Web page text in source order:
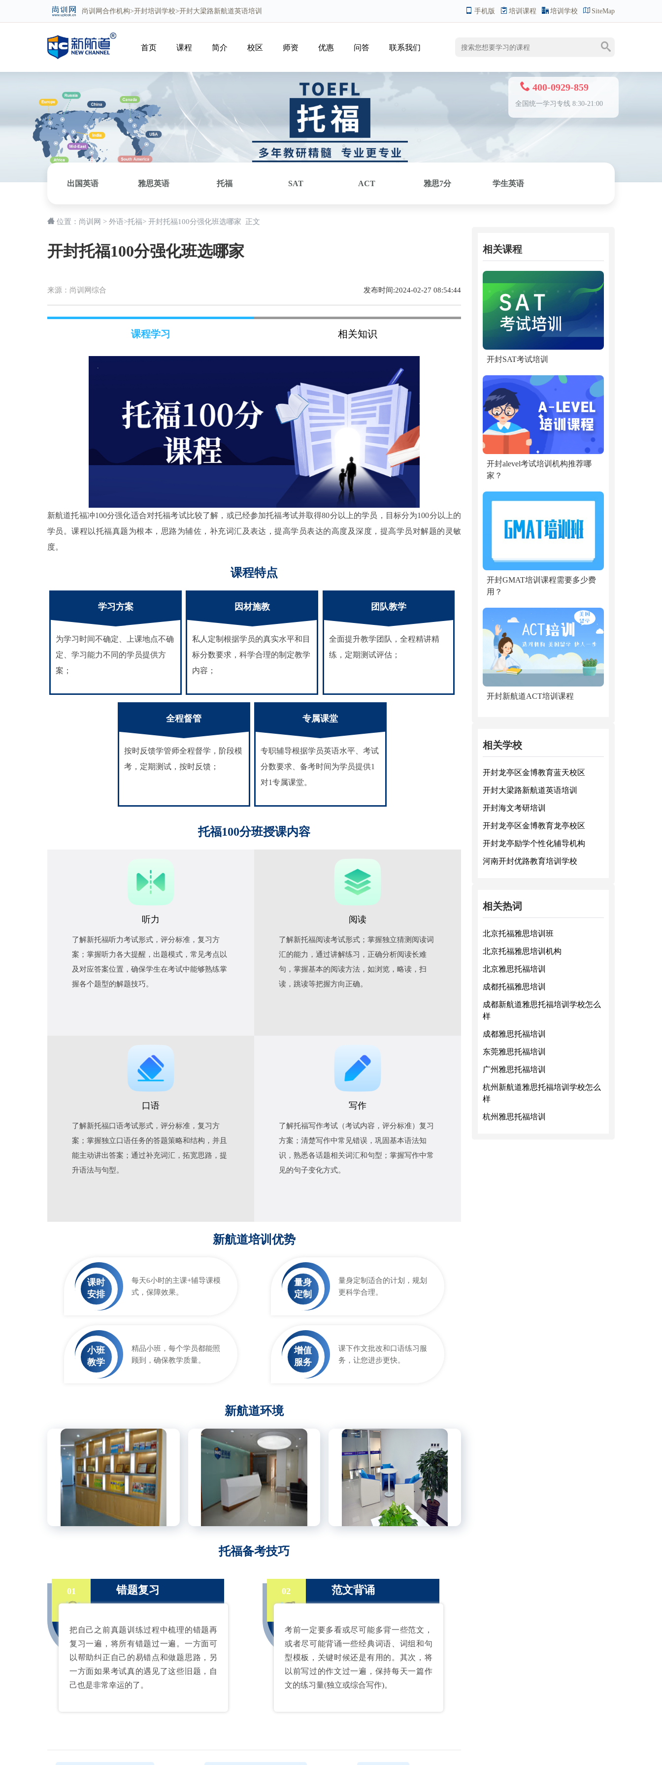
手机版 培训课程 培训学校 SiteMap
尚训网 合作机构>开封培训学校>开封大梁路新航道英语培训
首页 课程 简介 校区 师资 优惠 问答 联系我们
400-0929-859
全国统一学习专线 8:30-21:00
出国英语 雅思英语 托福 SAT ACT 雅思7分 学生英语
位置： 尚训网 > 外语>托福> 开封托福100分强化班选哪家 正文
开封托福100分强化班选哪家
发布时间:2024-02-27 08:54:44
来源： 尚训网综合
课程学习 相关知识
新航道托福冲100分强化适合对托福考试比较了解，或已经参加托福考试并取得80分以上的学员，目标分为100分以上的
学员。课程以托福真题为根本，思路为辅佐，补充词汇及表达，提高学员表达的高度及深度，提高学员对解题的灵敏
度。
课程特点
学习方案
为学习时间不确定、上课地点不确
定、学习能力不同的学员提供方
案；
因材施教
私人定制根据学员的真实水平和目
标分数要求，科学合理的制定教学
内容；
团队教学
全面提升教学团队，全程精讲精
练，定期测试评估；
全程督管
按时反馈学管师全程督学，阶段模
考，定期测试，按时反馈；
专属课堂
专职辅导根据学员英语水平、考试
分数要求、备考时间为学员提供1
对1专属课堂。
托福100分班授课内容
听力
了解新托福听力考试形式，评分标准，复习方
案；掌握听力各大提醒，出题模式，常见考点以
及对应答案位置，确保学生在考试中能够熟练掌
握各个题型的解题技巧。
阅读
了解新托福阅读考试形式；掌握独立猜测阅读词
汇的能力，通过讲解练习，正确分析阅读长难
句，掌握基本的阅读方法，如浏览，略读，扫
读，跳读等把握方向正确。
口语
了解新托福口语考试形式，评分标准，复习方
案；掌握独立口语任务的答题策略和结构，并且
能主动讲出答案；通过补充词汇，拓宽思路，提
升语法与句型。
写作
了解托福写作考试（考试内容，评分标准）复习
方案；清楚写作中常见错误，巩固基本语法知
识，熟悉各话题相关词汇和句型；掌握写作中常
见的句子变化方式。
新航道培训优势
课时
安排
每天6小时的主课+辅导课模
式，保障效果。
量身
定制
量身定制适合的计划，规划
更科学合理。
小班
教学
精品小班，每个学员都能照
顾到，确保教学质量。
增值
服务
课下作文批改和口语练习服
务，让您进步更快。
新航道环境
托福备考技巧
01 错题复习
把自己之前真题训练过程中梳理的错题再
复习一遍，将所有错题过一遍。一方面可
以帮助纠正自己的易错点和做题思路，另
一方面如果考试真的遇见了这些旧题，自
己也是非常幸运的了。
02 范文背诵
考前一定要多看或尽可能多背一些范文，
或者尽可能背诵一些经典词语、词组和句
型模板，关键时候还是有用的。其次，将
以前写过的作文过一遍，保持每天一篇作
文的练习量(独立或综合写作)。
相关课程
开封SAT考试培训
开封alevel考试培训机构推荐哪
家？
开封GMAT培训课程需要多少费
用？
开封新航道ACT培训课程
相关学校
开封龙亭区金博教育蓝天校区
开封大梁路新航道英语培训
开封海文考研培训
开封龙亭区金博教育龙亭校区
开封龙亭励学个性化辅导机构
河南开封优路教育培训学校
相关热词
北京托福雅思培训班
北京托福雅思培训机构
北京雅思托福培训
成都托福雅思培训
成都新航道雅思托福培训学校怎么
样
成都雅思托福培训
东莞雅思托福培训
广州雅思托福培训
杭州新航道雅思托福培训学校怎么
样
杭州雅思托福培训